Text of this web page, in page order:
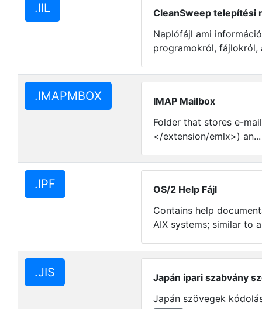
.IIL
CleanSweep telepítési
Naplófájl ami
programokról, fájlokról,
.IMAPMBOX
IMAP Mailbox
Folder that stores e-
</extension/emlx>)
.IPF
OS/2 Help Fájl
Contains help
AIX systems; similar to
.JIS
Japán ipari szabvány
Japán szövegek